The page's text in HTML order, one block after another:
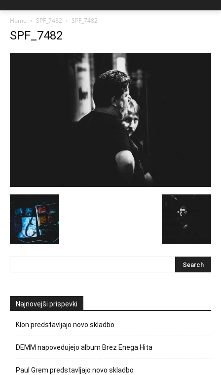
Home SPF_7482 SPF_7482
SPF_7482
Najnovejši prispevki
Klon predstavljajo novo skladbo
DEMM napovedujejo album Brez Enega Hita
Paul Grem predstavljajo novo skladbo